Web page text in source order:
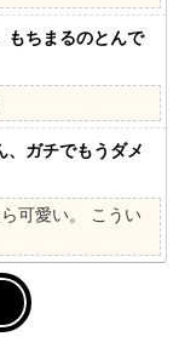
もちまるのとんで
、ガチでもうダメ
可愛い。 こうい